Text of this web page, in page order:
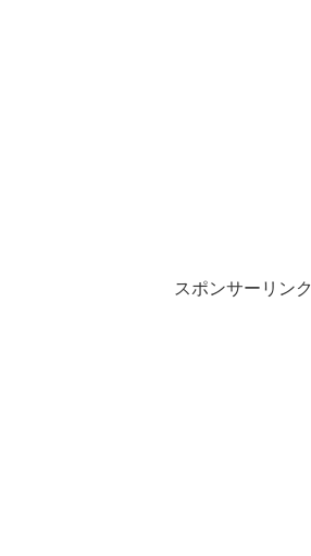
スポンサーリンク